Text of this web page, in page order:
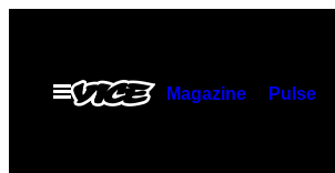
contenuto
Apri
Magazine Pulse